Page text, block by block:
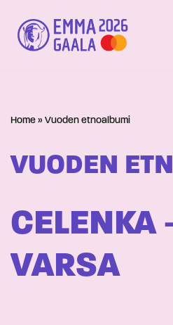
Siirry
suoraan
Home » Vuoden etnoalbumi
VUODEN
CELENKA
VARSA